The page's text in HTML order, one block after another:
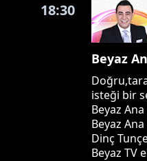
18:30
Beyaz
isteği bir
Beyaz
Beyaz
Dinç
Beyaz TV